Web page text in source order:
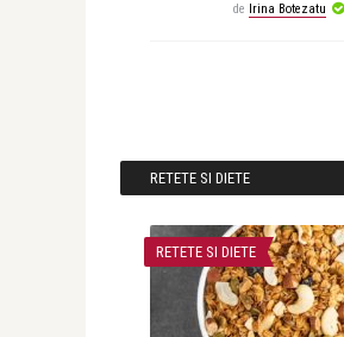
de Irina Botezatu
RETETE SI DIETE
RETETE SI DIETE